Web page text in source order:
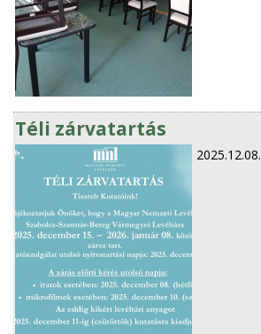
Téli zárvatartás
2025.12.08.